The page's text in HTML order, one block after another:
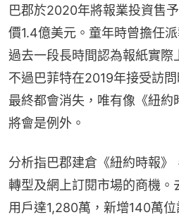
巴郡於2020年將報業投資售
價1.4億美元。童年時曾擔任
過去一段長時間認為報紙實際
不過巴菲特在2019年接受訪
最終都會消失，唯有像《紐
將會是例外。
分析指巴郡建倉《紐約時報
轉型及網上訂閱市場的商機。
用戶達1,280萬，新增140萬